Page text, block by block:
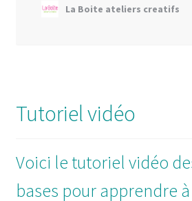
Tutoriel vidéo
Voici le tutoriel vidéo
bases pour apprendre